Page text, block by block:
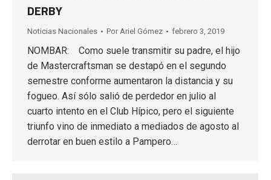
DERBY
Noticias Nacionales Por Ariel Gómez febrero 3, 2019
NOMBAR: Como suele transmitir su padre, el hijo
de Mastercraftsman se destapó en el segundo
semestre conforme aumentaron la distancia y su
fogueo. Así sólo salió de perdedor en julio al
cuarto intento en el Club Hípico, pero el siguiente
triunfo vino de inmediato a mediados de agosto al
derrotar en buen estilo a Pampero…